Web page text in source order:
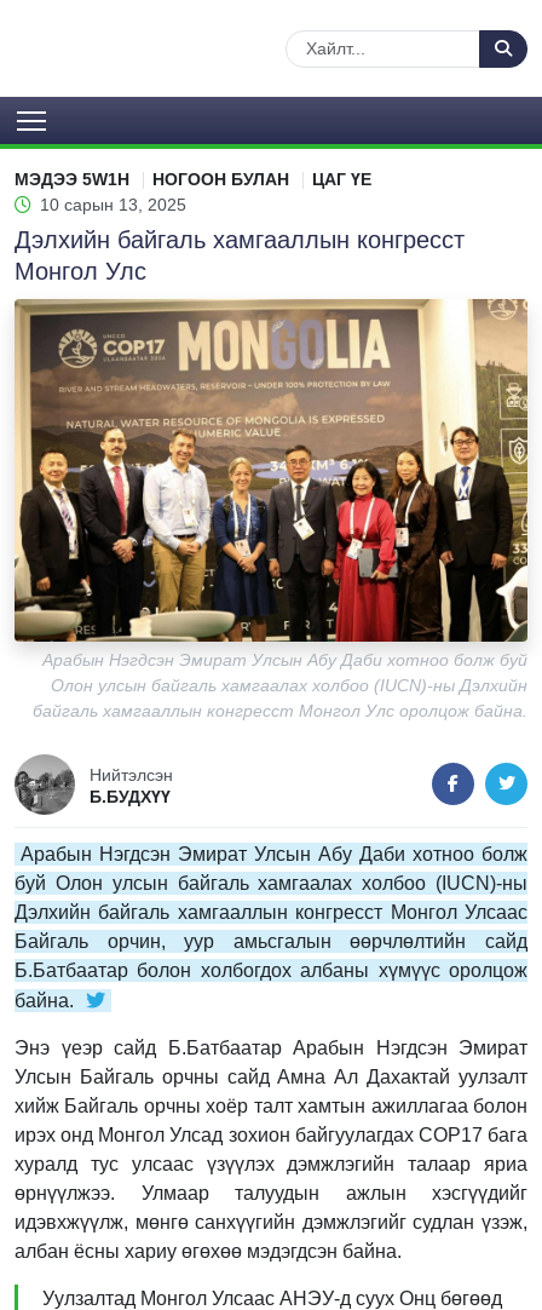
МЭДЭЭ 5W1H НОГООН БУЛАН
ЦАГ ҮЕ
10 сарын 13, 2025
Дэлхийн байгаль хамгааллын конгресст
Монгол Улс
Арабын Нэгдсэн Эмират Улсын Абу Даби хотноо болж буй
Олон улсын байгаль хамгаалах холбоо (IUCN)-ны Дэлхийн
байгаль хамгааллын конгресст Монгол Улс оролцож байна.
Нийтэлсэн
Б.БУДХҮҮ
Арабын Нэгдсэн Эмират Улсын Абу Даби хотноо болж
буй Олон улсын байгаль хамгаалах холбоо (IUCN)-ны
Дэлхийн байгаль хамгааллын конгресст Монгол Улсаас
Байгаль орчин, уур амьсгалын өөрчлөлтийн сайд
Б.Батбаатар болон холбогдох албаны хүмүүс оролцож
байна.
Энэ үеэр сайд Б.Батбаатар Арабын Нэгдсэн Эмират
Улсын Байгаль орчны сайд Амна Ал Дахактай уулзалт
хийж Байгаль орчны хоёр талт хамтын ажиллагаа болон
ирэх онд Монгол Улсад зохион байгуулагдах СОР17 бага
хуралд тус улсаас үзүүлэх дэмжлэгийн талаар яриа
өрнүүлжээ. Улмаар талуудын ажлын хэсгүүдийг
идэвхжүүлж, мөнгө санхүүгийн дэмжлэгийг судлан үзэж,
албан ёсны хариу өгөхөө мэдэгдсэн байна.
Уулзалтад Монгол Улсаас АНЭУ-д суух Онц бөгөөд